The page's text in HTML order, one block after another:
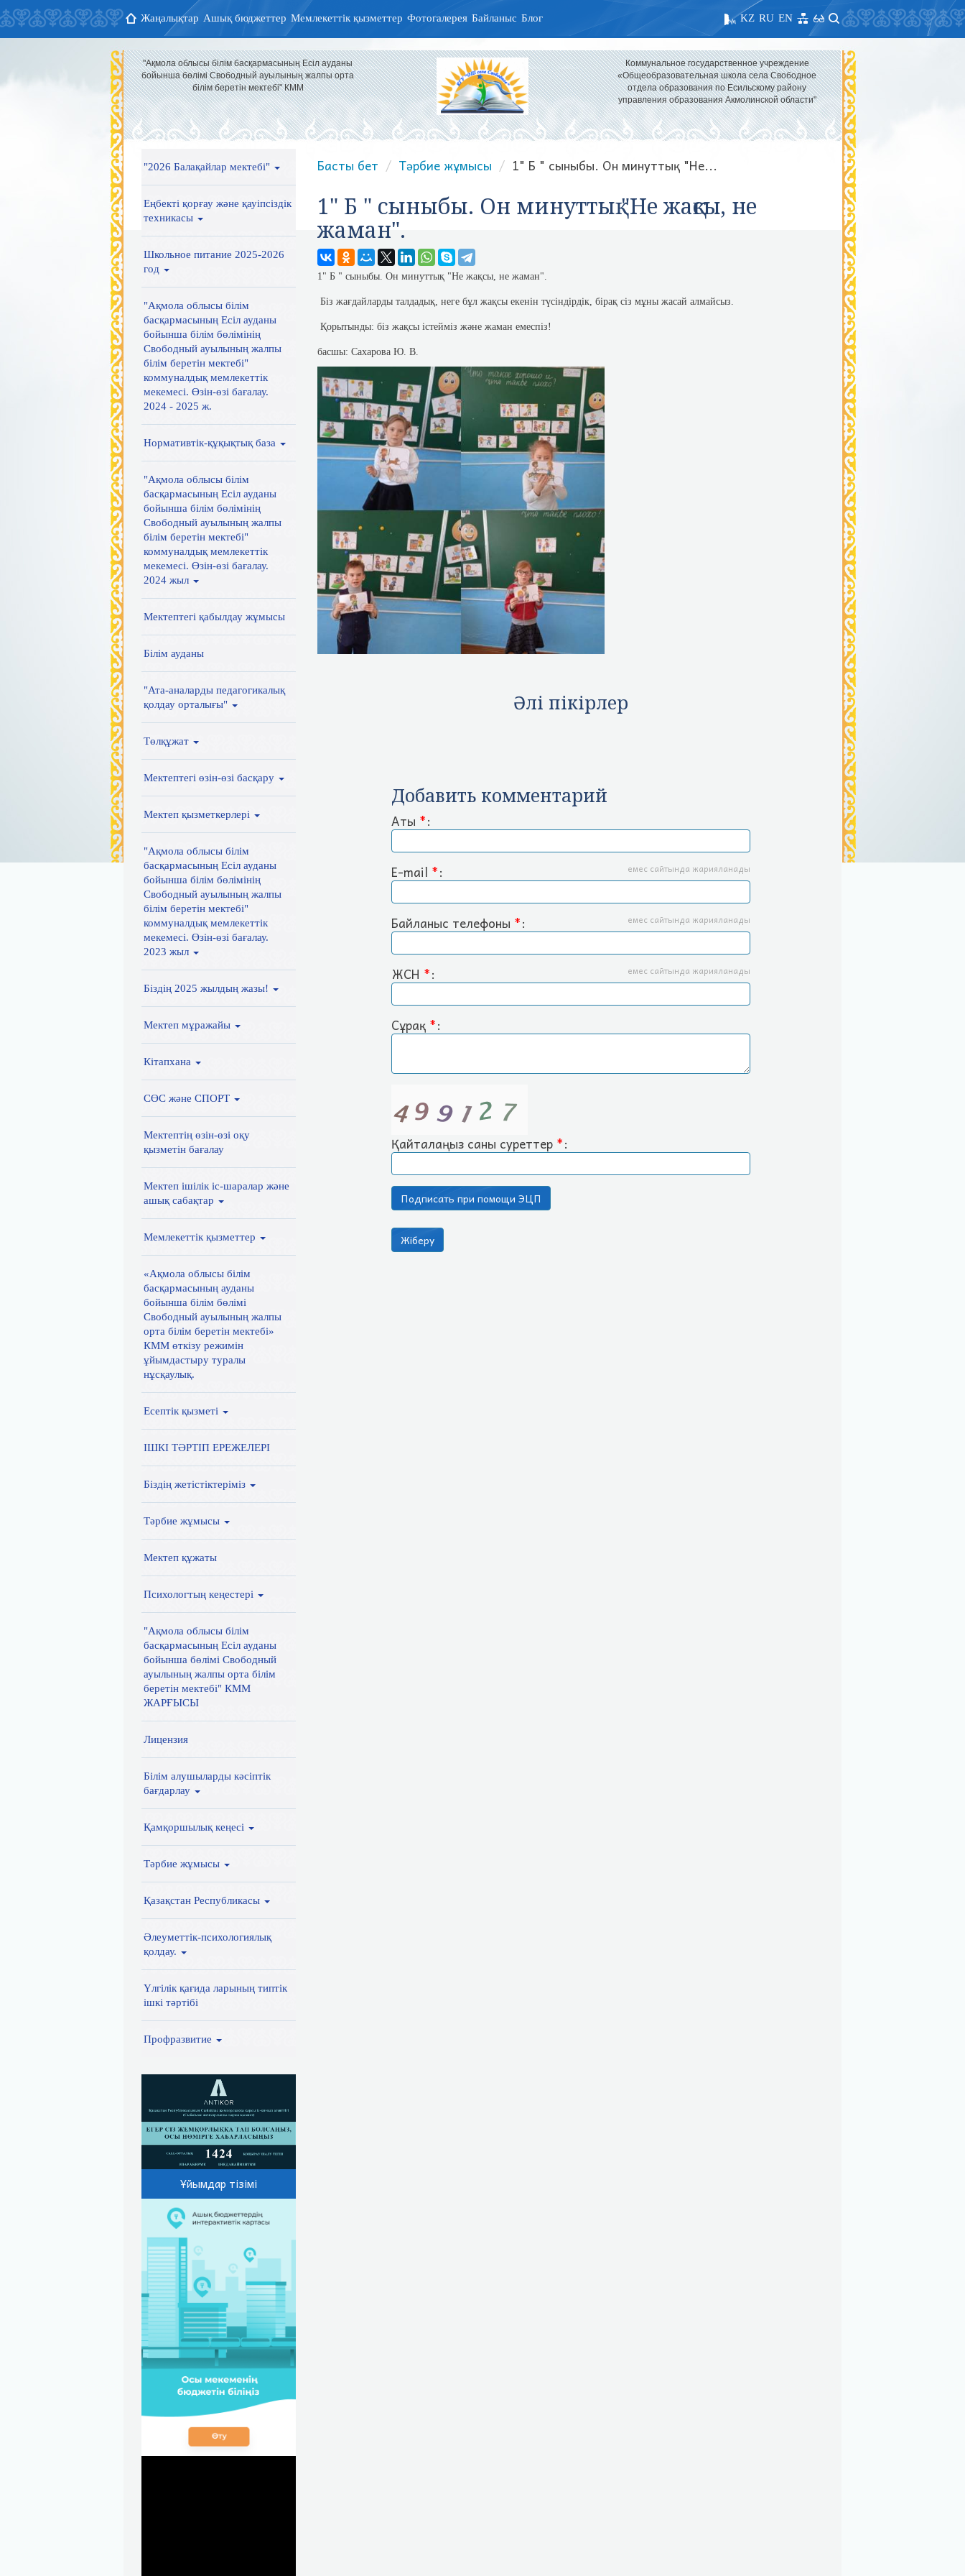
Жаңалықтар Ашық бюджеттер Мемлекеттік қызметтер Фотогалерея Байланыс Блог EN
RU
KZ
"Ақмола облысы білім басқармасының Есіл ауданы
бойынша бөлімі Свободный ауылының жалпы орта
білім беретін мектебі" КММ
Коммунальное государственное учреждение
«Общеобразовательная школа села Свободное
отдела образования по Есильскому району
управления образования Акмолинской области"
"2026 Балақайлар мектебі"
Еңбекті қорғау және қауіпсіздік
техникасы
Школьное питание 2025-2026
год
"Ақмола облысы білім
басқармасының Есіл ауданы
бойынша білім бөлімінің
Свободный ауылының жалпы
білім беретін мектебі"
коммуналдық мемлекеттік
мекемесі. Өзін-өзі бағалау.
2024 - 2025 ж.
Нормативтік-құқықтық база
"Ақмола облысы білім
басқармасының Есіл ауданы
бойынша білім бөлімінің
Свободный ауылының жалпы
білім беретін мектебі"
коммуналдық мемлекеттік
мекемесі. Өзін-өзі бағалау.
2024 жыл
Мектептегі қабылдау жұмысы
Білім ауданы
"Ата-аналарды педагогикалық
қолдау орталығы"
Төлқұжат
Мектептегі өзін-өзі басқару
Мектеп қызметкерлері
"Ақмола облысы білім
басқармасының Есіл ауданы
бойынша білім бөлімінің
Свободный ауылының жалпы
білім беретін мектебі"
коммуналдық мемлекеттік
мекемесі. Өзін-өзі бағалау.
2023 жыл
Біздің 2025 жылдың жазы!
Мектеп мұражайы
Кітапхана
СӨС және СПОРТ
Мектептің өзін-өзі оқу
қызметін бағалау
Мектеп ішілік іс-шаралар және
ашық сабақтар
Мемлекеттік қызметтер
«Ақмола облысы білім
басқармасының ауданы
бойынша білім бөлімі
Свободный ауылының жалпы
орта білім беретін мектебі»
КММ өткізу режимін
ұйымдастыру туралы
нұсқаулық.
Есептік қызметі
ІШКІ ТӘРТІП ЕРЕЖЕЛЕРІ
Біздің жетістіктеріміз
Тәрбие жұмысы
Мектеп құжаты
Психологтың кеңестері
"Ақмола облысы білім
басқармасының Есіл ауданы
бойынша бөлімі Свободный
ауылының жалпы орта білім
беретін мектебі" КММ
ЖАРҒЫСЫ
Лицензия
Білім алушыларды кәсіптік
бағдарлау
Қамқоршылық кеңесі
Тәрбие жұмысы
Қазақстан Республикасы
Әлеуметтік-психологиялық
қолдау.
Үлгілік қағида ларының типтік
ішкі тәртібі
Профразвитие
Ұйымдар тізімі
Басты бет Тәрбие жұмысы 1" Б " сыныбы. Он минуттық "Не...
1" Б " сыныбы. Он минуттық "Не жақсы, не
жаман".
1" Б " сыныбы. Он минуттық "Не жақсы, не жаман".
Біз жағдайларды талдадық, неге бұл жақсы екенін түсіндірдік, бірақ сіз мұны жасай алмайсыз.
Қорытынды: біз жақсы істейміз және жаман емеспіз!
басшы: Сахарова Ю. В.
Әлі пікірлер
Добавить комментарий
Аты *:
E-mail *: емес сайтында жарияланады
Байланыс телефоны *: емес сайтында жарияланады
ЖСН *: емес сайтында жарияланады
Сұрақ *:
Қайталаңыз саны суреттер *: